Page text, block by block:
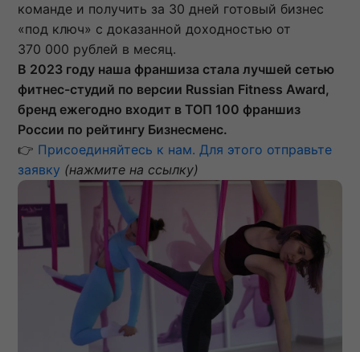
команде и получить за 30 дней готовый бизнес
«под ключ» с доказанной доходностью от
370 000 рублей в месяц.
В 2023 году наша франшиза стала лучшей сетью
фитнес-студий по версии Russian Fitness Award,
бренд ежегодно входит в ТОП 100 франшиз
России по рейтингу Бизнесменс.
👉 Присоединяйтесь к нам. Для этого отправьте
заявку (нажмите на ссылку)